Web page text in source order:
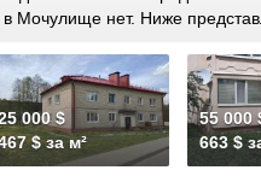
в Мочулище нет. Ниже
000 $
$ за м²
55 000
663 $